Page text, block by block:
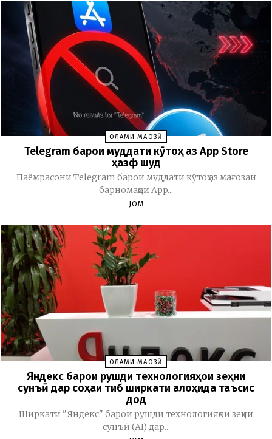
ОЛАМИ МАҶОЗӢ
Telegram барои муддати кӯтоҳ аз App Store
ҳазф шуд
Паёмрасони Telegram барои муддати кӯтоҳ аз мағозаи
барномаҳои App...
JOM
ОЛАМИ МАҶОЗӢ
Яндекс барои рушди технологияҳои зеҳни
сунъӣ дар соҳаи тиб ширкати алоҳида таъсис
дод
Ширкати "Яндекс" барои рушди технологияҳои зеҳни
сунъӣ (AI) дар...